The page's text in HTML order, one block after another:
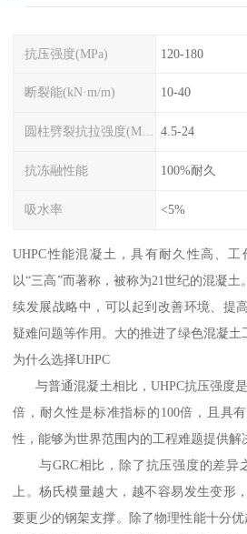
抗压强度(MPa) 120-180
断裂能(kN·m/m) 10-40
圆柱劈裂抗拉强度(MPa) 4.5-24
抗冻融性能 100%耐久
吸水率 <5%
UHPC性能混凝土，具有耐久性高、工
以“三高”而著称，被称为21世纪的混凝
续发展战略中，可以起到改善环境、提
疑难问题等作用。大的推进了绿色混凝土
为什么选择UHPC
与普通混凝土相比，UHPC抗压强度
倍，耐久性是标准指标的100倍，且具
性，能够为世界范围内的工程难题提供解
与GRC相比，除了抗压强度的差异
上。杨氏模量越大，越不容易发生变形
要更少的钢架支撑。除了物理性能十分